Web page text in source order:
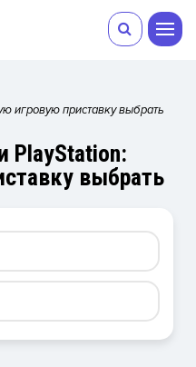
игровую приставку выбрать
PlayStation:
выбрать